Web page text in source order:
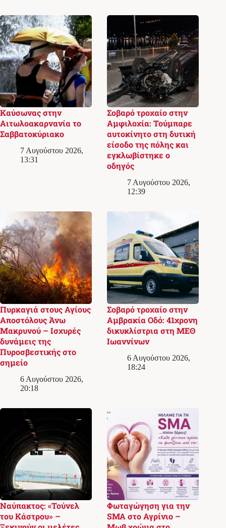
Καύσωνας στην
Αιτωλοακαρνανία το
Σαββατοκύριακο
7 Αυγούστου 2026,
13:31
Σοβαρό τροχαίο στην
Αμφιλοχία: Τούμπαρε
αυτοκίνητο στη δυτική
είσοδο της πόλης και
εγκλωβίστηκε ο
οδηγός
7 Αυγούστου 2026,
12:39
Πυρκαγιά στους Αγίους
Αποστόλους Άνω
Μακρυνού – Ισχυρές
δυνάμεις της
Πυροσβεστικής στο
σημείο
6 Αυγούστου 2026,
20:18
Σοβαρό τροχαίο στην
Αμβρακία Οδό: 41χρονη
δικυκλίστρια στη ΜΕΘ
Ιωαννίνων
6 Αυγούστου 2026,
18:24
Ναύπακτος: «Τούνελ
του Κάστρου» –
Φωταγώγηση για την
SMA στο Αγρίνιο –